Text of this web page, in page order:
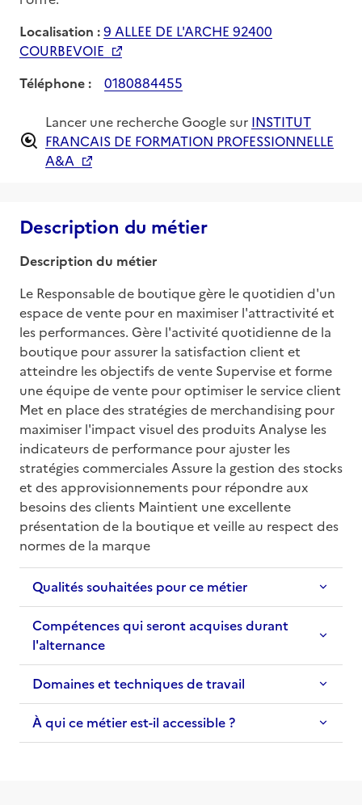
Localisation :9 ALLEE DE L'ARCHE 92400
COURBEVOIE
Téléphone :
0180884455
Lancer une recherche Google sur INSTITUT
FRANCAIS DE FORMATION PROFESSIONNELLE
A&A
Description du métier
Description du métier
Le Responsable de boutique gère le quotidien d'un
espace de vente pour en maximiser l'attractivité et
les performances. Gère l'activité quotidienne de la
boutique pour assurer la satisfaction client et
atteindre les objectifs de vente Supervise et forme
une équipe de vente pour optimiser le service client
Met en place des stratégies de merchandising pour
maximiser l'impact visuel des produits Analyse les
indicateurs de performance pour ajuster les
stratégies commerciales Assure la gestion des stocks
et des approvisionnements pour répondre aux
besoins des clients Maintient une excellente
présentation de la boutique et veille au respect des
normes de la marque
Qualités souhaitées pour ce métier
Compétences qui seront acquises durant
l'alternance
Domaines et techniques de travail
À qui ce métier est-il accessible ?